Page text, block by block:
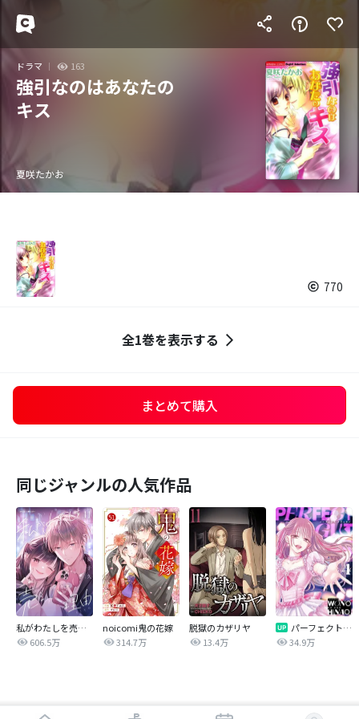
ドラマ 163
強引なのはあなたの
キス
夏咲たかお
770
全1巻を表示する
まとめて購入
同じジャンルの人気作品
私がわたしを売る理由
606.5万
noicomi鬼の花嫁
314.7万
脱獄のカザリヤ
13.4万
パーフェクトグリッター
34.9万